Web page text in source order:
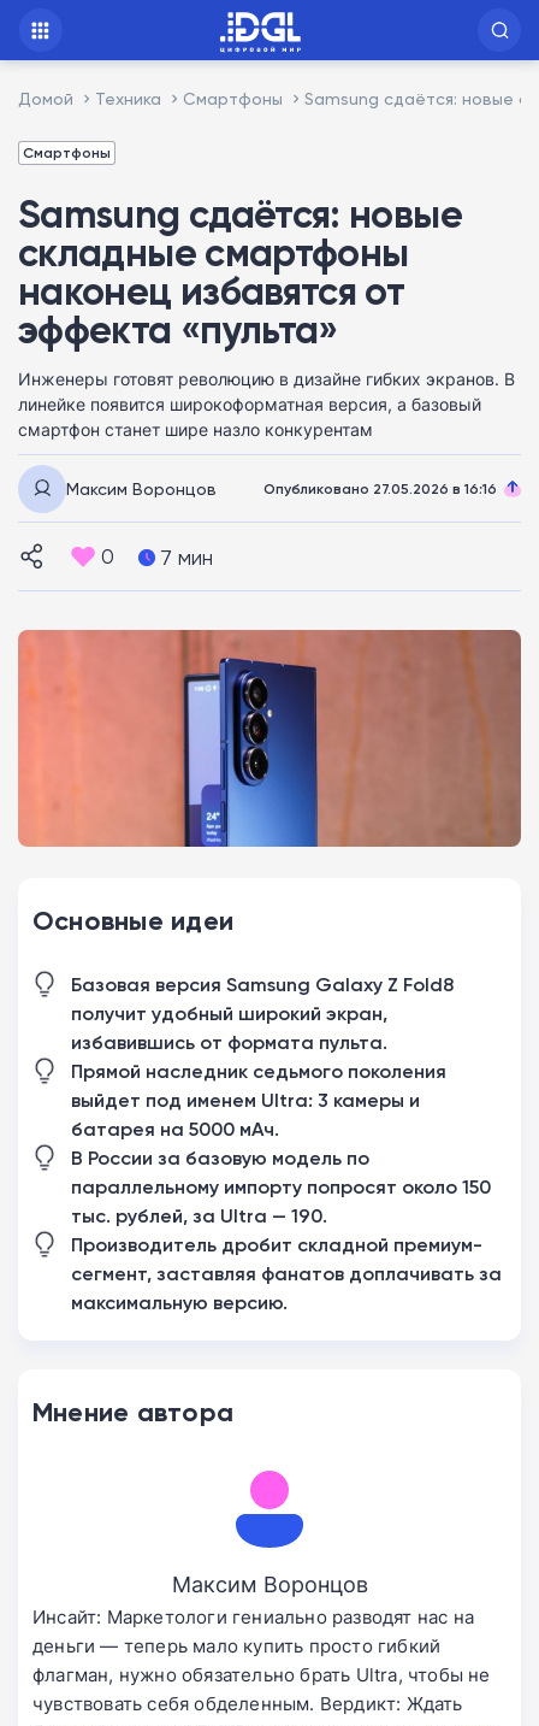
Домой Техника Смартфоны Samsung сдаётся: новые
Смартфоны
Samsung сдаётся: новые
складные смартфоны
наконец избавятся от
эффекта «пульта»
Инженеры готовят революцию в дизайне гибких экранов. В
линейке появится широкоформатная версия, а базовый
смартфон станет шире назло конкурентам
Максим Воронцов Опубликовано 27.05.2026 в 16:16
0 7 мин
Основные идеи
Базовая версия Samsung Galaxy Z Fold8
получит удобный широкий экран,
избавившись от формата пульта.
Прямой наследник седьмого поколения
выйдет под именем Ultra: 3 камеры и
батарея на 5000 мАч.
В России за базовую модель по
параллельному импорту попросят около 150
тыс. рублей, за Ultra — 190.
Производитель дробит складной премиум-
сегмент, заставляя фанатов доплачивать за
максимальную версию.
Мнение автора
Максим Воронцов
Инсайт: Маркетологи гениально разводят нас на
деньги — теперь мало купить просто гибкий
флагман, нужно обязательно брать Ultra, чтобы не
чувствовать себя обделенным. Вердикт: Ждать